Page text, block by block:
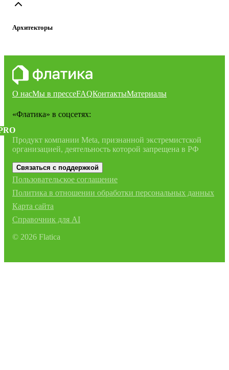
Архитекторы
О насМы в прессеFAQКонтактыМатериалы
«Флатика» в соцсетях:
Продукт компании Meta, признанной экстремистской
организацией, деятельность которой запрещена в РФ
Связаться с поддержкой
Пользовательское соглашение
Политика в отношении обработки персональных данных
Карта сайта
Справочник для AI
© 2026 Flatica